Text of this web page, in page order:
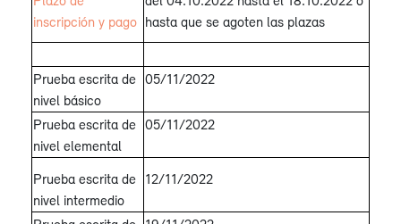
inscripción y pago hasta que se agoten las plazas
Prueba escrita de
nivel básico
05/11/2022
Prueba escrita de
nivel elemental
05/11/2022
Prueba escrita de
nivel intermedio
12/11/2022